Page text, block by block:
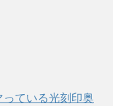
ている光刻印奥